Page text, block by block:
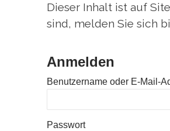
Dieser Inhalt ist auf
sind, melden Sie sich
Anmelden
Benutzername oder E-Mail-
Passwort